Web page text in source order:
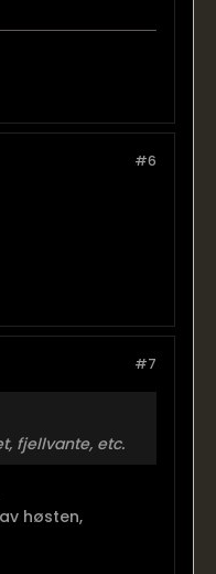
#6
#7
fjellvante, etc.
høsten,